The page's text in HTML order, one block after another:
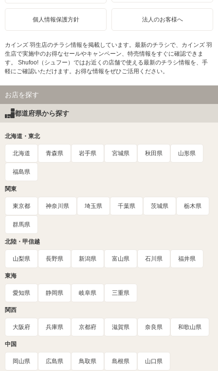
個人情報保護方針 法人のお客様へ
カインズ 羽生店のチラシ情報を掲載しています。最新のチラシで、カインズ 羽
生店で実施中のお得なセールやキャンペーン、特売情報をすぐに確認できま
す。 Shufoo!（シュフー）ではお近くの店舗で使える最新のチラシ情報を、手
軽にご確認いただけます。お得な情報をぜひご活用ください。
お店を探す
都道府県から探す
北海道・東北
北海道 青森県 岩手県 宮城県 秋田県 山形県
福島県
関東
東京都 神奈川県 埼玉県 千葉県 茨城県 栃木県
群馬県
北陸・甲信越
山梨県 長野県 新潟県 富山県 石川県 福井県
東海
愛知県 静岡県 岐阜県 三重県
関西
大阪府 兵庫県 京都府 滋賀県 奈良県 和歌山県
中国
岡山県 広島県 鳥取県 島根県 山口県